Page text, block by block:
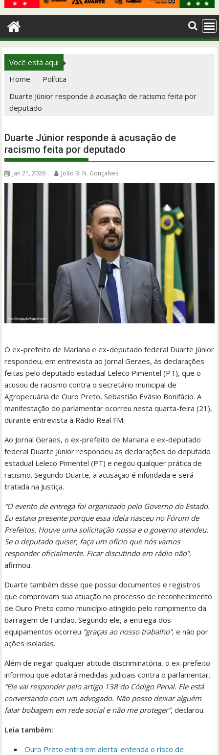
Você está aqui
Home
Política
Duarte Júnior responde à acusação de racismo feita por
deputado
Duarte Júnior responde à acusação de
racismo feita por deputado
jan 21, 2026 João B. N. Gonçalves
O ex-prefeito de Mariana e ex-deputado federal Duarte Júnior
respondeu, em entrevista ao Jornal Geraes, às declarações
feitas pelo deputado estadual Leleco Pimentel (PT), que o
acusou de racismo contra o secretário municipal de
Agropecuária de Ouro Preto, Sebastião Evásio Bonifácio. A
manifestação do parlamentar ocorreu nesta quarta-feira (21),
durante entrevista à Rádio Real FM.
Ao Jornal Geraes, o ex-prefeito de Mariana e ex-deputado
federal Duarte Júnior respondeu às declarações do deputado
estadual Leleco Pimentel (PT) e negou qualquer prática de
racismo. Segundo Duarte, a acusação é infundada e será
tratada na Justiça.
“O evento de entrega foi organizado pelo Governo do Estado.
Eu estava presente porque essa ideia nasceu no Fórum de
Prefeitos. Houve uma solicitação nossa e o governo atendeu.
Se o deputado quiser, faça um ofício que nós vamos
responder oficialmente. Ficar discutindo em rádio não”,
afirmou.
Duarte também disse que possui documentos e registros
que comprovam sua atuação no processo de reconhecimento
de Ouro Preto como município atingido pelo rompimento da
barragem de Fundão. Segundo ele, a entrega dos
equipamentos ocorreu “graças ao nosso trabalho”, e não por
ações isoladas.
Além de negar qualquer atitude discriminatória, o ex-prefeito
informou que adotará medidas judiciais contra o parlamentar.
“Ele vai responder pelo artigo 138 do Código Penal. Ele está
conversando com um advogado. Não posso deixar alguém
falar bobagem em rede social e não me proteger”, declarou.
Leia também:
Ouro Preto entra em alerta: entenda o risco de